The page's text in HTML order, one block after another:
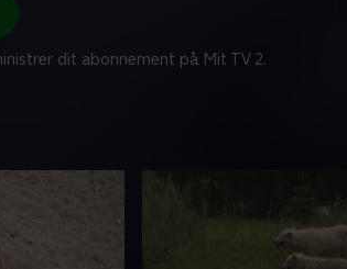
dit abonnement på Mit TV 2.